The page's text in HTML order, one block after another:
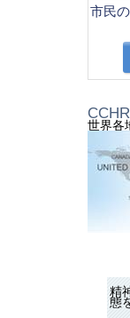
市民
CCHR
世界各
精
態